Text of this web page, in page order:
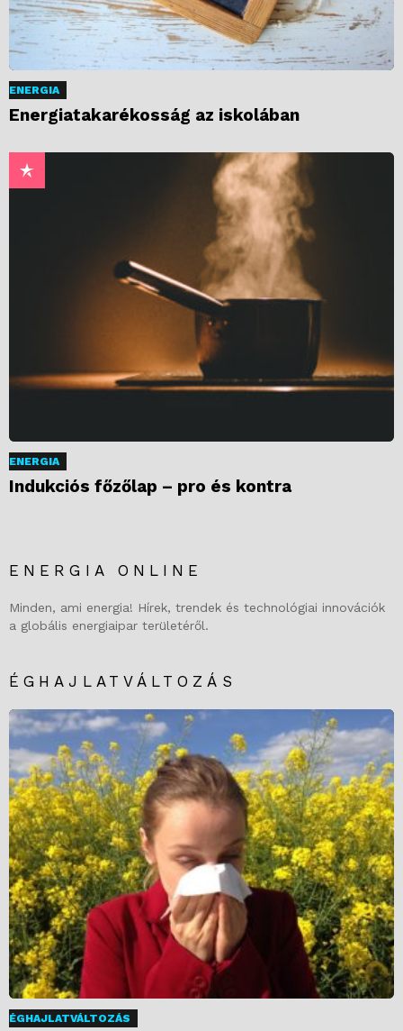
ENERGIA
Energiatakarékosság az iskolában
ENERGIA
Indukciós főzőlap – pro és kontra
ENERGIA ONLINE
Minden, ami energia! Hírek, trendek és technológiai innovációk
a globális energiaipar területéről.
ÉGHAJLATVÁLTOZÁS
ÉGHAJLATVÁLTOZÁS